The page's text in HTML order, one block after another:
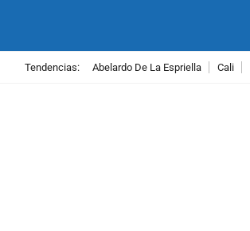
Tendencias: Abelardo De La Espriella Cali